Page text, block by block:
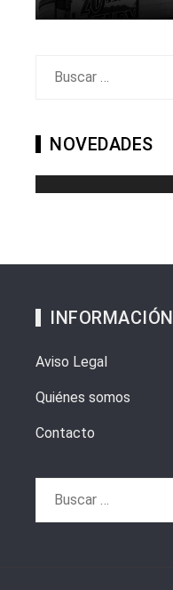
NOVEDADES
INFORMACIÓN
Aviso Legal
Quiénes somos
Contacto